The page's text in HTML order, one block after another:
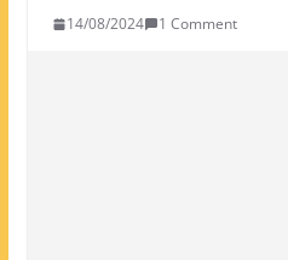
14/08/2024 1 Comment